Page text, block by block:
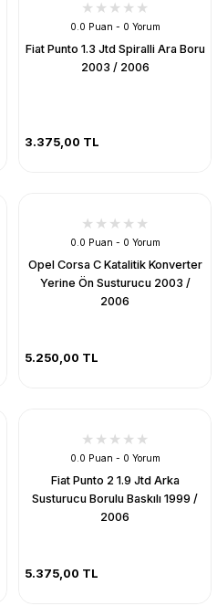
0.0 Puan - 0 Yorum
Fiat Punto 1.3 Jtd Spiralli Ara Boru
2003 / 2006
3.375,00 TL
0.0 Puan - 0 Yorum
Opel Corsa C Katalitik Konverter
Yerine Ön Susturucu 2003 /
2006
5.250,00 TL
0.0 Puan - 0 Yorum
Fiat Punto 2 1.9 Jtd Arka
Susturucu Borulu Baskılı 1999 /
2006
5.375,00 TL